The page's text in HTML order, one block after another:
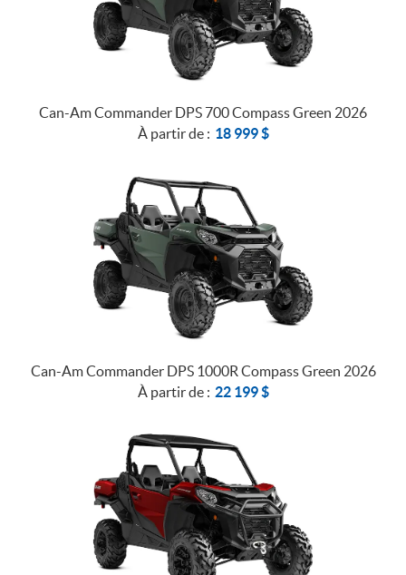
Can-Am Commander DPS 700 Compass Green 2026
À partir de : 18 999$
Can-Am Commander DPS 1000R Compass Green 2026
À partir de : 22 199$